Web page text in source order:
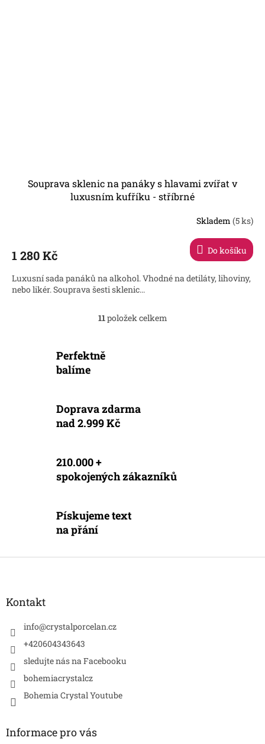
Souprava sklenic na panáky s hlavami zvířat v
luxusním kufříku - stříbrné
je
z
5
Skladem(5 ks)
1 280 Kč Do košíku
Luxusní sada panáků na alkohol. Vhodné na detiláty, lihoviny,
nebo likér. Souprava šesti sklenic...
O
p
v
ý
11položek celkem
Perfektně
balíme
Doprava zdarma
nad 2.999 Kč
210.000 +
spokojených zákazníků
Pískujeme text
na přání
Z
Kontakt
info@crystalporcelan.cz
+420604343643
sledujte nás na Facebooku
bohemiacrystalcz
Bohemia Crystal Youtube
Informace pro vás